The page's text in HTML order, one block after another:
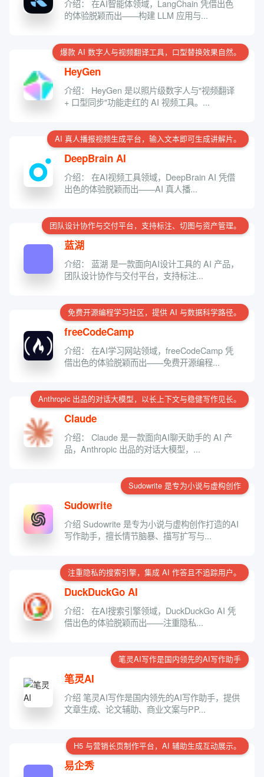
介绍： 在AI智能体领域，LangChain 凭借出色
的体验脱颖而出——构建 LLM 应用与...
爆款 AI 数字人与视频翻译工具，口型替换效果自然。
HeyGen
介绍： HeyGen 是以照片级数字人与"视频翻译
+ 口型同步"功能走红的 AI 视频工具。...
AI 真人播报视频生成平台，输入文本即可生成讲解片。
DeepBrain AI
介绍： 在AI视频工具领域，DeepBrain AI 凭借
出色的体验脱颖而出——AI 真人播...
团队设计协作与交付平台，支持标注、切图与资产管理。
蓝湖
介绍： 蓝湖 是一款面向AI设计工具的 AI 产品，
团队设计协作与交付平台，支持标注...
免费开源编程学习社区，提供 AI 与数据科学路径。
freeCodeCamp
介绍： 在AI学习网站领域，freeCodeCamp 凭
借出色的体验脱颖而出——免费开源编程...
Anthropic 出品的对话大模型，以长上下文与稳健写作见长。
Claude
介绍： Claude 是一款面向AI聊天助手的 AI 产
品，Anthropic 出品的对话大模型，...
Sudowrite 是专为小说与虚构创作
Sudowrite
介绍 Sudowrite 是专为小说与虚构创作打造的AI
写作助手，擅长情节脑暴、描写扩写与...
注重隐私的搜索引擎，集成 AI 作答且不追踪用户。
DuckDuckGo AI
介绍： 在AI搜索引擎领域，DuckDuckGo AI 凭
借出色的体验脱颖而出——注重隐私...
笔灵AI写作是国内领先的AI写作助手
笔灵AI
介绍 笔灵AI写作是国内领先的AI写作助手，提供
文章生成、论文辅助、商业文案与PP...
H5 与营销长页制作平台，AI 辅助生成互动展示。
易企秀